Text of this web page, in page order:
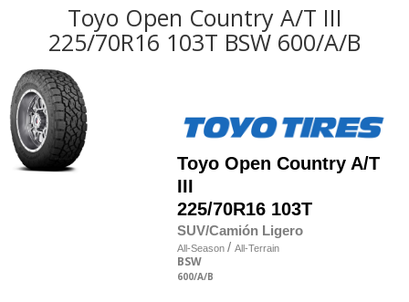
Toyo Open Country A/T III
225/70R16 103T BSW 600/A/B
Toyo Open Country A/T
III
225/70R16 103T
SUV/Camión Ligero
All-Season / All-Terrain
BSW
600/A/B